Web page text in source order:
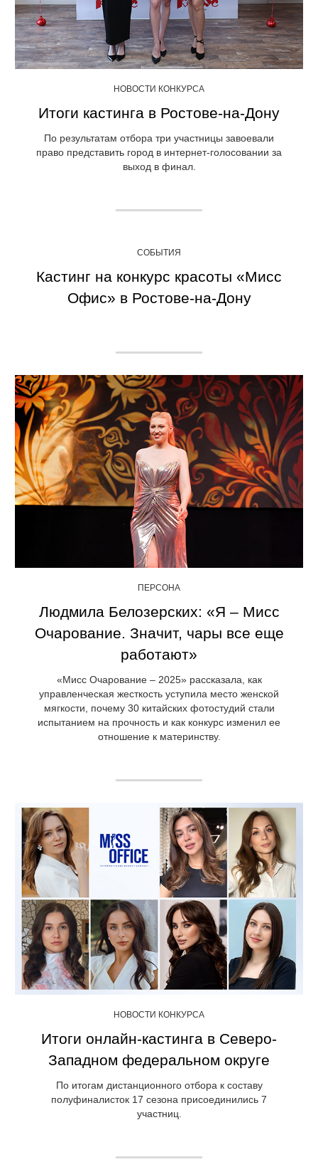
НОВОСТИ КОНКУРСА
Итоги кастинга в Ростове-на-Дону
По результатам отбора три участницы завоевали
право представить город в интернет-голосовании за
выход в финал.
СОБЫТИЯ
Кастинг на конкурс красоты «Мисс
Офис» в Ростове-на-Дону
ПЕРСОНА
Людмила Белозерских: «Я – Мисс
Очарование. Значит, чары все еще
работают»
«Мисс Очарование – 2025» рассказала, как
управленческая жесткость уступила место женской
мягкости, почему 30 китайских фотостудий стали
испытанием на прочность и как конкурс изменил ее
отношение к материнству.
НОВОСТИ КОНКУРСА
Итоги онлайн-кастинга в Северо-
Западном федеральном округе
По итогам дистанционного отбора к составу
полуфиналисток 17 сезона присоединились 7
участниц.